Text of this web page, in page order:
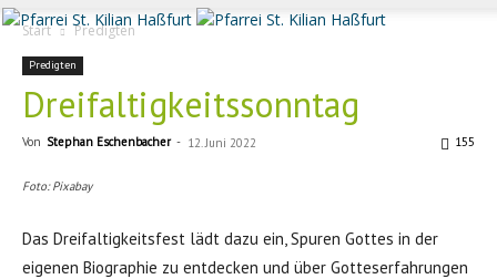
Start Predigten
Predigten
Dreifaltigkeitssonntag
Von Stephan Eschenbacher - 12. Juni 2022 155
Foto: Pixabay
Das Dreifaltigkeitsfest lädt dazu ein, Spuren Gottes in der
eigenen Biographie zu entdecken und über Gotteserfahrungen